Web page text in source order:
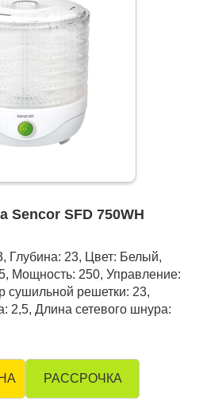
Sencor SFD 750WH
Глубина: 23, Цвет: Белый,
Мощность: 250, Управление:
сушильной решетки: 23,
2,5, Длина сетевого шнура:
РАССРОЧКА